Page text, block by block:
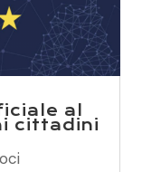
al
cittadini